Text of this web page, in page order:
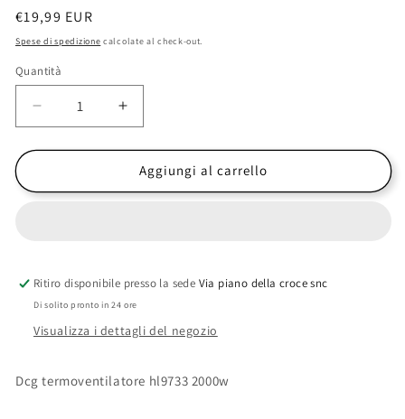
Prezzo
di
€19,99 EUR
Spese di spedizione calcolate al check-out.
Quantità
Diminuisci
quantità
per
Termoventilatore
Verticale
Aumenta
quantità
per
Termoventilatore
Verticale
Aggiungi al carrello
Ritiro disponibile presso la sede Via piano della croce snc
Di solito pronto in 24 ore
Visualizza i dettagli del negozio
Dcg termoventilatore hl9733 2000w